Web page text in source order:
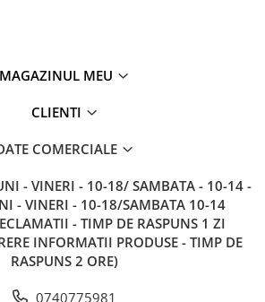
MAGAZINUL MEU
CLIENTI
COMERCIALE
- VINERI - 10-18/ SAMBATA - 10-14 -
- VINERI - 10-18/SAMBATA 10-14
- TIMP DE RASPUNS 1 ZI
INFORMATII PRODUSE - TIMP DE
RASPUNS 2 ORE)
0740775981